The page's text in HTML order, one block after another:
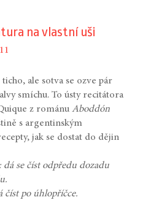
na vlastní uši
ale sotva se ozve pár
smíchu. To ústy recitátora
z románuAboddón
s argentinským
jak se dostat do dějin
se číst odpředu dozadu
číst po úhlopříčce.